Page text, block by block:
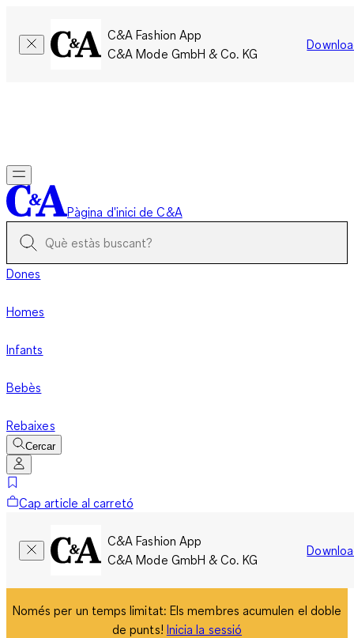
C&A Fashion App
C&A Mode GmbH & Co. KG
Pàgina d'inici de C&A
Dones
Homes
Infants
Bebès
Rebaixes
Cercar
Cap article al carretó
C&A Fashion App
C&A Mode GmbH & Co. KG
Només per un temps limitat: Els membres acumulen el doble
de punts! Inicia la sessió